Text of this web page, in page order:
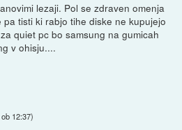
lezaji. Pol se zdraven omenja
tisti ki rabjo tihe diske ne kupujejo
quiet pc bo samsung na gumicah
v ohisju....
12:37)